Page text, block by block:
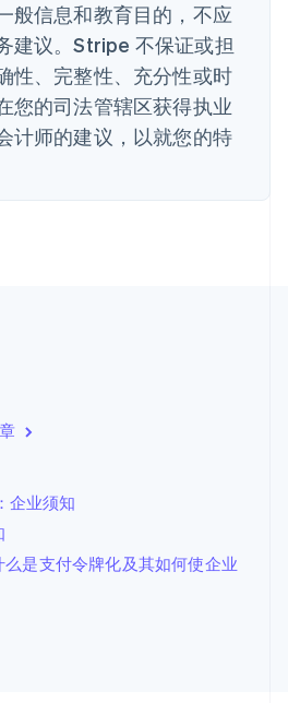
般信息和教育目的，不应
建议。Stripe 不保证或担
性、完整性、充分性或时
您的司法管辖区获得执业
计师的建议，以就您的特
企业须知
么是支付令牌化及其如何使企业